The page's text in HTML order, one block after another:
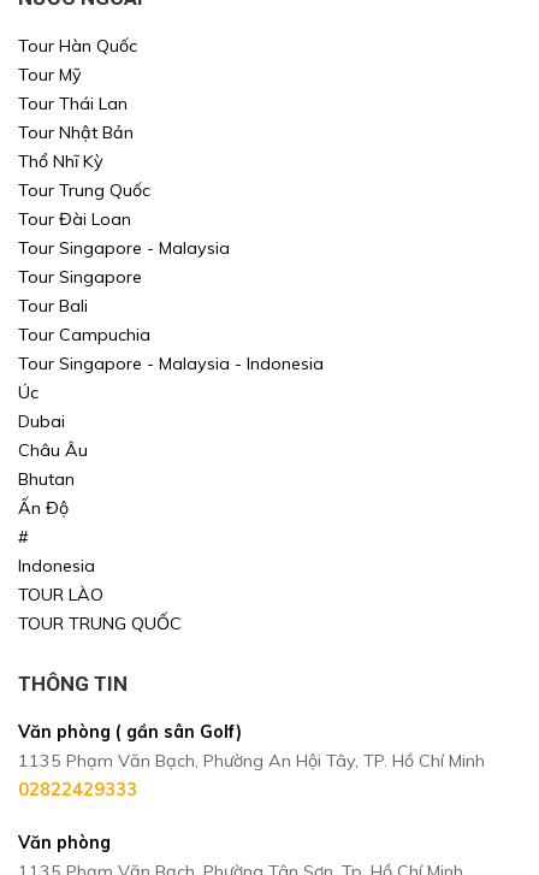
Xin mời Quý khách chọn thông tin cần tìm kiếm
Chọn nơi đi
Chọn nơi đến
Xin mời Quý khách chọn thông tin cần tìm kiếm
Chọn nơi đi
Chọn nơi đến
Xin mời Quý khách chọn thông tin cần tìm kiếm
Chọn khu vực
Chọn loại
Tour Hàn Quốc
Tour Mỹ
Tour Thái Lan
Tour Nhật Bản
Thổ Nhĩ Kỳ
Tour Trung Quốc
Tour Đài Loan
Tour Singapore - Malaysia
Tour Singapore
Tour Bali
Tour Campuchia
Tour Singapore - Malaysia - Indonesia
Úc
Dubai
Châu Âu
Bhutan
Ấn Độ
#
Indonesia
TOUR LÀO
TOUR TRUNG QUỐC
THÔNG TIN
Văn phòng ( gần sân Golf)
1135 Phạm Văn Bạch, Phường An Hội Tây, TP. Hồ Chí Minh
02822429333
Văn phòng